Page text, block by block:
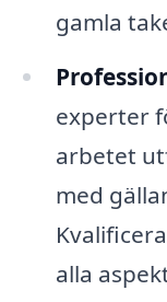
gamla
experter
arbetet
med
alla